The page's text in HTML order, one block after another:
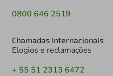
0800 646 2519
Chamadas Internacionais
Elogios e reclamações
+ 55 51 2313 6472